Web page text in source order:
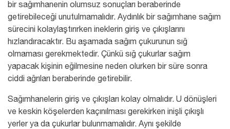
bir sağımhanenin olumsuz sonuçları beraberinde
getirebileceği unutulmamalıdır. Aydınlık bir sağımhane sağım
sürecini kolaylaştırırken ineklerin giriş ve çıkışlarını
hızlandıracaktır. Bu aşamada sağım çukurunun sığ
olmaması gerekmektedir. Çünkü sığ çukurlar sağım
yapacak kişinin eğilmesine neden olurken bir süre sonra
ciddi ağrıları beraberinde getirebilir.
Sağımhanelerin giriş ve çıkışları kolay olmalıdır. U dönüşleri
ve keskin köşelerden kaçınılması gerekirken inişli çıkışlı
yerler ya da çukurlar bulunmamalıdır. Aynı şekilde